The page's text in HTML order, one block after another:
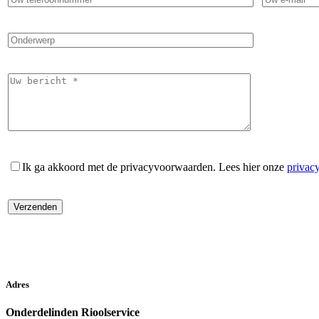
Ik ga akkoord met de privacyvoorwaarden. Lees hier onze
Adres
Onderdelinden Rioolservice